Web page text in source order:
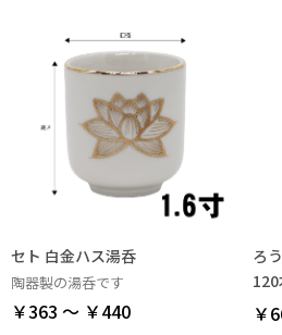
セト 白金ハス湯呑
陶器製の湯呑です
￥363 ～ ￥440
ろ
￥